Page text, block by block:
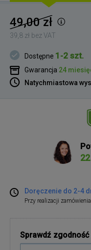
49,00 zł
39,8 zł bez VAT
Dostępne 1-2 szt.
Gwarancja 24
Natychmiastowa
Doręczenie do 2-4
Przy realizacji
Sprawdź zgodność